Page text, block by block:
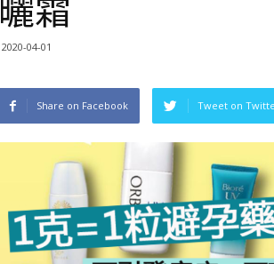
曬霜
2020-04-01
Share on Facebook Tweet on